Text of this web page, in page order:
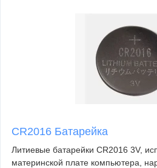
CR2016 Батарейка
Литиевые батарейки CR2016 3V,
материнской плате компьютера,